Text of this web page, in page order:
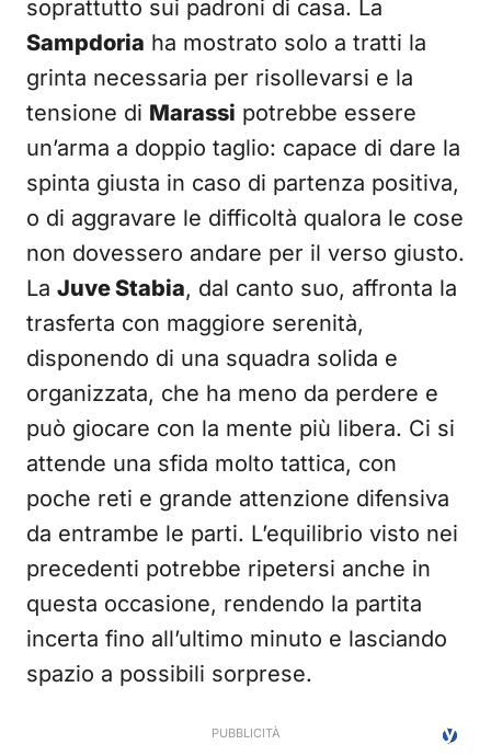
soprattutto sui padroni di casa. La
Sampdoria ha mostrato solo a tratti la
grinta necessaria per risollevarsi e la
tensione di Marassi potrebbe essere
un’arma a doppio taglio: capace di dare la
spinta giusta in caso di partenza positiva,
o di aggravare le difficoltà qualora le cose
non dovessero andare per il verso giusto.
La Juve Stabia, dal canto suo, affronta la
trasferta con maggiore serenità,
disponendo di una squadra solida e
organizzata, che ha meno da perdere e
può giocare con la mente più libera. Ci si
attende una sfida molto tattica, con
poche reti e grande attenzione difensiva
da entrambe le parti. L’equilibrio visto nei
precedenti potrebbe ripetersi anche in
questa occasione, rendendo la partita
incerta fino all’ultimo minuto e lasciando
spazio a possibili sorprese.